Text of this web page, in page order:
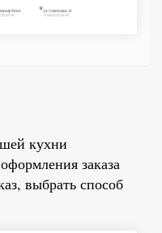
кухни
заказа
выбрать способ